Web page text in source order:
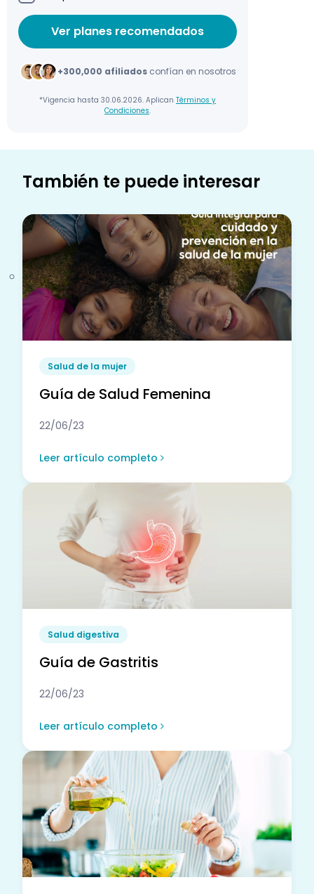
+300,000 afiliadosconfían en nosotros
*Vigencia hasta 30.06.2026. Aplican Términos y
Condiciones.
También te puede interesar
Salud de la mujer
Guía de Salud Femenina
22/06/23
Leer artículo completo
Salud digestiva
Guía de Gastritis
22/06/23
Leer artículo completo